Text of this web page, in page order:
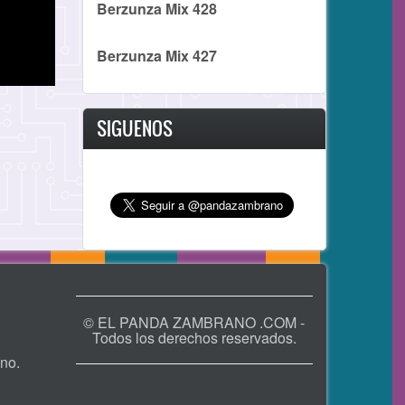
Berzunza Mix 428
Berzunza Mix 427
SIGUENOS
© EL PANDA ZAMBRANO .COM -
Todos los derechos reservados.